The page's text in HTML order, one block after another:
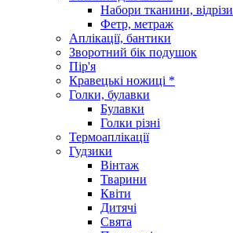
Набори тканини, відрізи
Фетр, метраж
Аплікації, бантики
Зворотний бік подушок
Пір'я
Кравецькі ножиці *
Голки, булавки
Булавки
Голки різні
Термоаплікації
Гудзики
Вінтаж
Тварини
Квіти
Дитячі
Свята